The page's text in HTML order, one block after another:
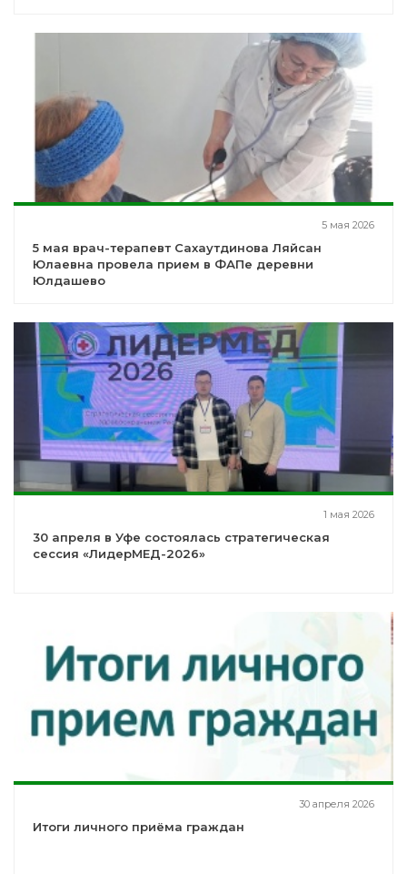
5 мая 2026
5 мая врач-терапевт Сахаутдинова Ляйсан
Юлаевна провела прием в ФАПе деревни
Юлдашево
1 мая 2026
30 апреля в Уфе состоялась стратегическая
сессия «ЛидерМЕД-2026»
30 апреля 2026
Итоги личного приёма граждан